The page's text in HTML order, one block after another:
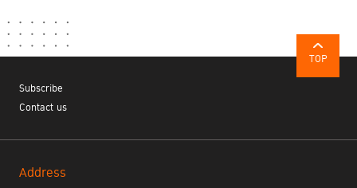
TOP
Subscribe
Contact us
Address